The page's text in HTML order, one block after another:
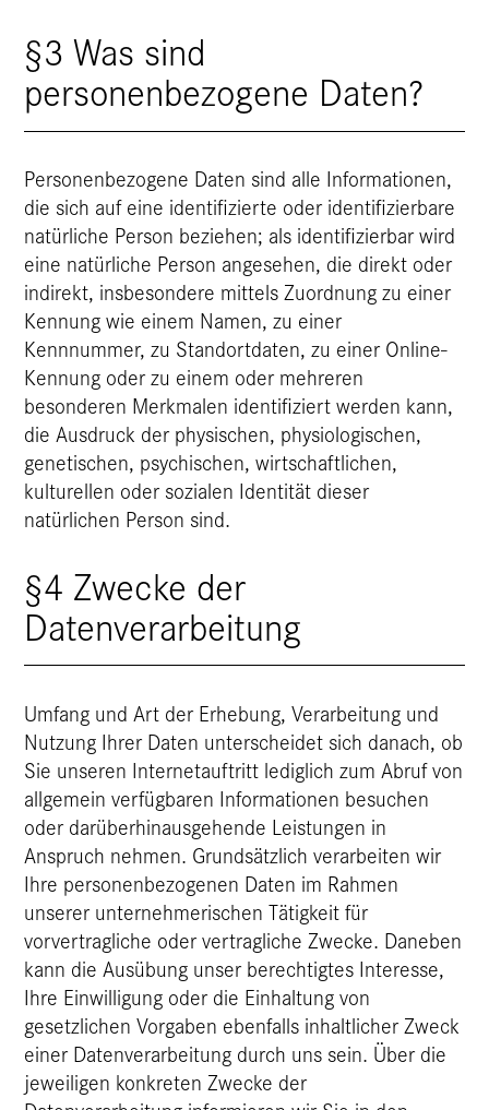
§3 Was sind
personenbezogene Daten?
Personenbezogene Daten sind alle Informationen,
die sich auf eine identifizierte oder identifizierbare
natürliche Person beziehen; als identifizierbar wird
eine natürliche Person angesehen, die direkt oder
indirekt, insbesondere mittels Zuordnung zu einer
Kennung wie einem Namen, zu einer
Kennnummer, zu Standortdaten, zu einer Online-
Kennung oder zu einem oder mehreren
besonderen Merkmalen identifiziert werden kann,
die Ausdruck der physischen, physiologischen,
genetischen, psychischen, wirtschaftlichen,
kulturellen oder sozialen Identität dieser
natürlichen Person sind.
§4 Zwecke der
Datenverarbeitung
Umfang und Art der Erhebung, Verarbeitung und
Nutzung Ihrer Daten unterscheidet sich danach, ob
Sie unseren Internetauftritt lediglich zum Abruf von
allgemein verfügbaren Informationen besuchen
oder darüberhinausgehende Leistungen in
Anspruch nehmen. Grundsätzlich verarbeiten wir
Ihre personenbezogenen Daten im Rahmen
unserer unternehmerischen Tätigkeit für
vorvertragliche oder vertragliche Zwecke. Daneben
kann die Ausübung unser berechtigtes Interesse,
Ihre Einwilligung oder die Einhaltung von
gesetzlichen Vorgaben ebenfalls inhaltlicher Zweck
einer Datenverarbeitung durch uns sein. Über die
jeweiligen konkreten Zwecke der